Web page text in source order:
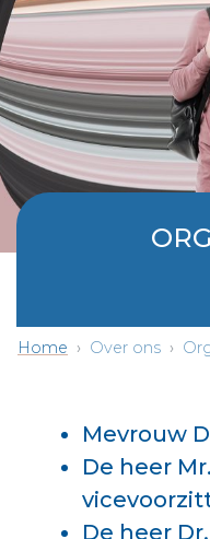
Home Over ons
Mevrouw
De heer
De heer